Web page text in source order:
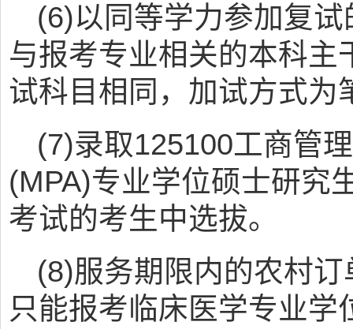
(6)以同等学力参加复
与报考专业相关的本科主
试科目相同，加试方式为
(7)录取125100工商管
(MPA)专业学位硕士研究
考试的考生中选拔。
(8)服务期限内的农村
只能报考临床医学专业